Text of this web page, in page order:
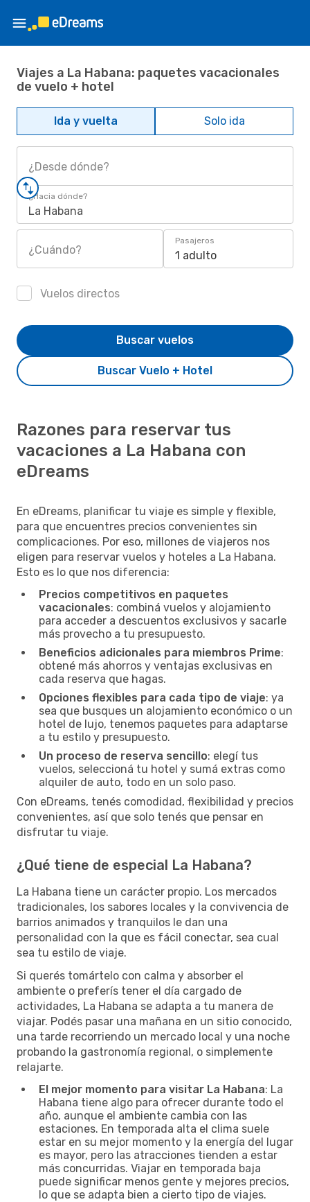
Viajes a La Habana: paquetes vacacionales
de vuelo + hotel
Ida y vuelta Solo ida
¿Desde dónde?
¿Hacia dónde?
La Habana
¿Cuándo?
Pasajeros
1 adulto
Vuelos directos
Buscar Vuelo + Hotel
Buscar vuelos
Razones para reservar tus
vacaciones a La Habana con
eDreams
En eDreams, planificar tu viaje es simple y flexible,
para que encuentres precios convenientes sin
complicaciones. Por eso, millones de viajeros nos
eligen para reservar vuelos y hoteles a La Habana.
Esto es lo que nos diferencia:
Precios competitivos en paquetes
vacacionales: combiná vuelos y alojamiento
para acceder a descuentos exclusivos y sacarle
más provecho a tu presupuesto.
Beneficios adicionales para miembros Prime:
obtené más ahorros y ventajas exclusivas en
cada reserva que hagas.
Opciones flexibles para cada tipo de viaje: ya
sea que busques un alojamiento económico o un
hotel de lujo, tenemos paquetes para adaptarse
a tu estilo y presupuesto.
Un proceso de reserva sencillo: elegí tus
vuelos, seleccioná tu hotel y sumá extras como
alquiler de auto, todo en un solo paso.
Con eDreams, tenés comodidad, flexibilidad y precios
convenientes, así que solo tenés que pensar en
disfrutar tu viaje.
¿Qué tiene de especial La Habana?
La Habana tiene un carácter propio. Los mercados
tradicionales, los sabores locales y la convivencia de
barrios animados y tranquilos le dan una
personalidad con la que es fácil conectar, sea cual
sea tu estilo de viaje.
Si querés tomártelo con calma y absorber el
ambiente o preferís tener el día cargado de
actividades, La Habana se adapta a tu manera de
viajar. Podés pasar una mañana en un sitio conocido,
una tarde recorriendo un mercado local y una noche
probando la gastronomía regional, o simplemente
relajarte.
El mejor momento para visitar La Habana: La
Habana tiene algo para ofrecer durante todo el
año, aunque el ambiente cambia con las
estaciones. En temporada alta el clima suele
estar en su mejor momento y la energía del lugar
es mayor, pero las atracciones tienden a estar
más concurridas. Viajar en temporada baja
puede significar menos gente y mejores precios,
lo que se adapta bien a cierto tipo de viajes.